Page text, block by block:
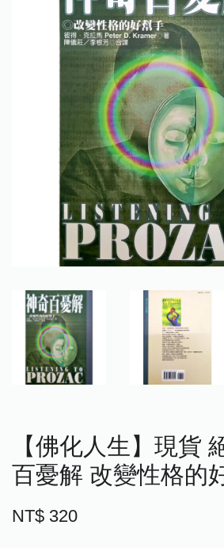
【佛化人生】現貨
百憂解 改變性格的
NT$ 320